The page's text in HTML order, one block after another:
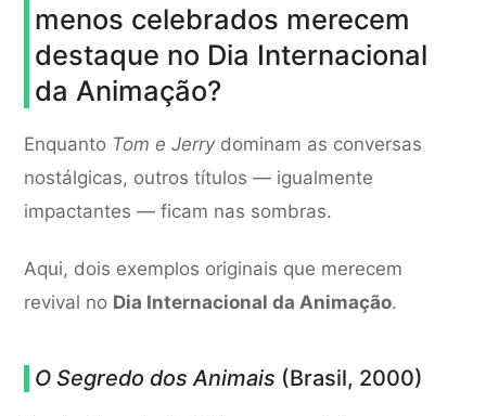
menos celebrados merecem
destaque no Dia Internacional
da Animação?
Enquanto Tom e Jerrydominam as conversas
nostálgicas, outros títulos — igualmente
impactantes — ficam nas sombras.
Aqui, dois exemplos originais que merecem
revival no Dia Internacional da Animação.
O Segredo dos Animais (Brasil, 2000)